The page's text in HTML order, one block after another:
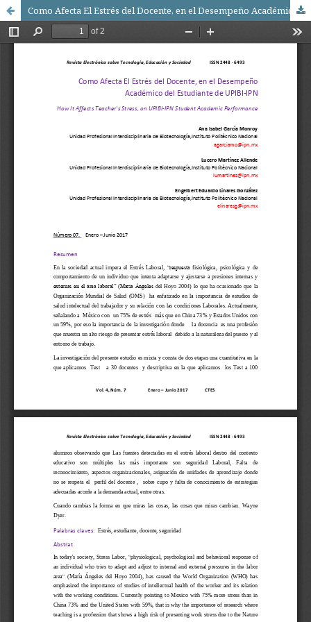
Como Afecta El Estrés del Docente, en el Desempeño Académico del Estudiante de UPIBI-IPN